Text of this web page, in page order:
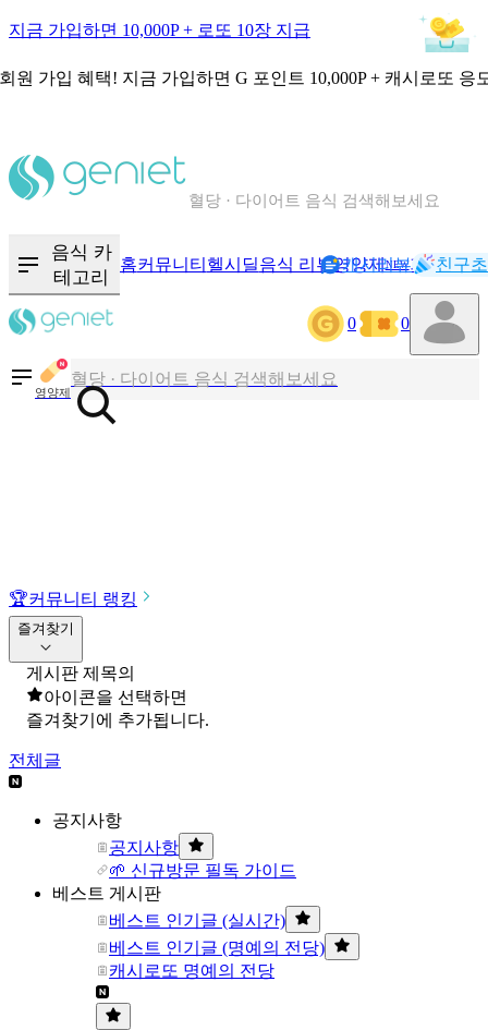
지금 가입하면 10,000P + 로또 10장 지급
원 가입 혜택! 지금 가입하면 G 포인트 10,000P + 캐시로또 응
혈당 · 다이어트 음식 검색해보세요
음식 카
테고리
홈커뮤니티 헬시딜음식 리뷰영양제NEW기록
캐시리뷰 친구
0 0
영양제
칼로리와 영양성분을 검색해보세요
혈당 · 다이어트 음식 검색해보세요
음식 · 영양제 리뷰를 찾아보세요
🏆커뮤니티 랭킹
즐겨찾기
게시판 제목의
아이콘을 선택하면
즐겨찾기에 추가됩니다.
전체글
공지사항
공지사항
🌱 신규방문 필독 가이드
베스트 게시판
베스트 인기글 (실시간)
베스트 인기글 (명예의 전당)
캐시로또 명예의 전당